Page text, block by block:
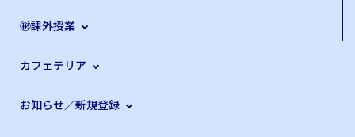
㊙課外授業
カフェテリア
お知らせ／新規登録